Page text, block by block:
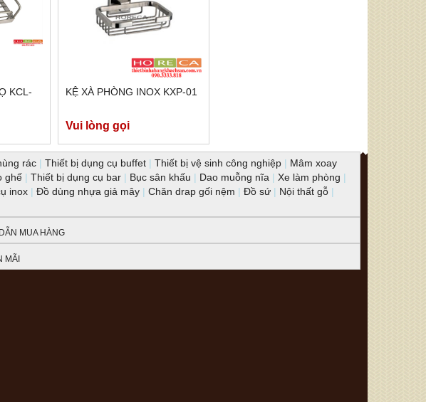
KCL-
KỆ XÀ PHÒNG INOX KXP-01
Vui lòng gọi
rác | Thiết bị dụng cụ buffet | Thiết bị vệ sinh công nghiệp | Mâm xoay
ghế | Thiết bị dụng cụ bar | Bục sân khấu | Dao muỗng nĩa | Xe làm phòng |
inox | Đồ dùng nhựa giả mây | Chăn drap gối nệm | Đồ sứ | Nội thất gỗ |
MUA HÀNG
MÃI